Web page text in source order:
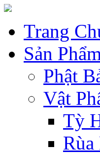
Trang
Sản
Phật
Vật
Tỳ